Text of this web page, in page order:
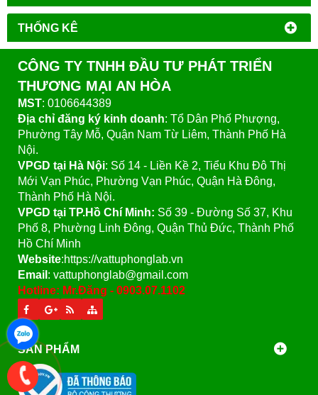
THỐNG KÊ
CÔNG TY TNHH ĐẦU TƯ PHÁT TRIỂN
THƯƠNG MẠI AN HÒA
MST: 0106644389
Địa chỉ đăng ký kinh doanh: Tổ Dân Phố Phượng,
Phường Tây Mỗ, Quận Nam Từ Liêm, Thành Phố Hà
Nội.
VPGD tại Hà Nội: Số 14 - Liền Kề 2, Tiểu Khu Đô Thị
Mới Vạn Phúc, Phường Vạn Phúc, Quận Hà Đông,
Thành Phố Hà Nội.
VPGD tại TP.Hồ Chí Minh: Số 39 - Đường Số 37, Khu
Phố 8, Phường Linh Đông, Quận Thủ Đức, Thành Phố
Hồ Chí Minh
Website:https://vattuphonglab.vn
Email : vattuphonglab@gmail.com
Hotline: Mr.Đăng - 0903.07.1102
SẢN PHẨM